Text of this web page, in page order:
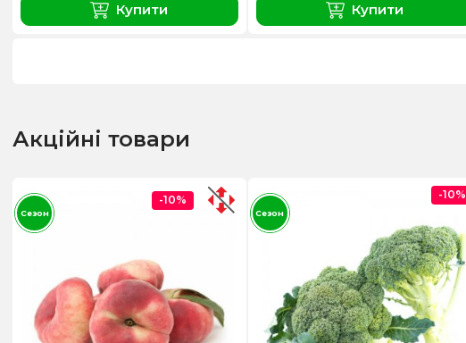
Купити Купити
Акційні товари
-10%
Сезон
-10%
Сезон